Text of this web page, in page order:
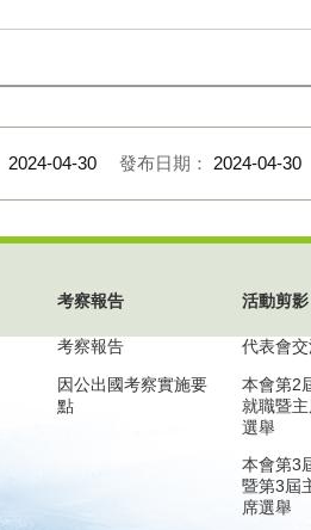
2024-04-30 發布日期： 2024-04-30
考察報告
考察報告
因公出國考察實施要
點
活動剪影
代表會
本會第2
就職暨
選舉
本會第3
暨第3屆
席選舉